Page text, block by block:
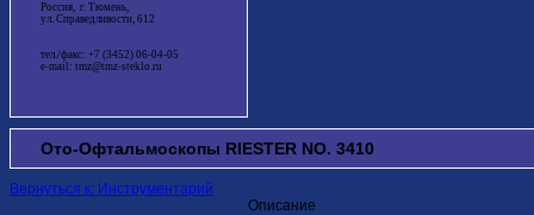
Россия, г. Тюмень,
ул. Справедливости, 612
тел./факс: +7 (3452) 06-04-05
e-mail: tmz@tmz-steklo.ru
Ото-Офтальмоскопы RIESTER NO. 3410
Вернуться к: Инструментарий
Описание